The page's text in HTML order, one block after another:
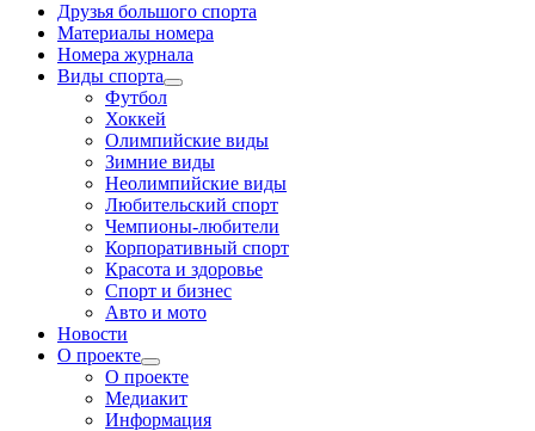
Друзья большого спорта
Материалы номера
Номера журнала
Виды спорта
Футбол
Хоккей
Олимпийские виды
Зимние виды
Неолимпийские виды
Любительский спорт
Чемпионы-любители
Корпоративный спорт
Красота и здоровье
Спорт и бизнес
Авто и мото
Новости
О проекте
О проекте
Медиакит
Информация